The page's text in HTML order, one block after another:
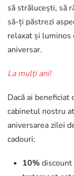
să strălucești, să
să-ți păstrezi
relaxat și luminos
aniversar.
La mulți ani!
Dacă ai
cabinetul nostru
aniversarea zilei
cadouri:
10%discount